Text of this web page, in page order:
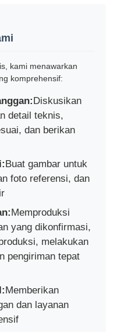
kami menawarkan
komprehensif:
Diskusikan
detail teknis,
dan berikan
Buat gambar untuk
foto referensi, dan
Memproduksi
yang dikonfirmasi,
melakukan
pengiriman tepat
Memberikan
dan layanan